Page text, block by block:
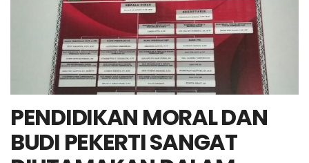
PENDIDIKAN MORAL DAN
BUDI PEKERTI SANGAT